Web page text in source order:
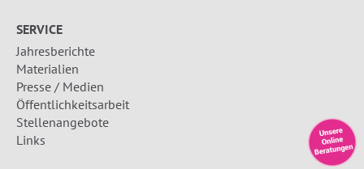
SERVICE
Jahresberichte
Materialien
Presse / Medien
Öffentlichkeitsarbeit
Stellenangebote
Links